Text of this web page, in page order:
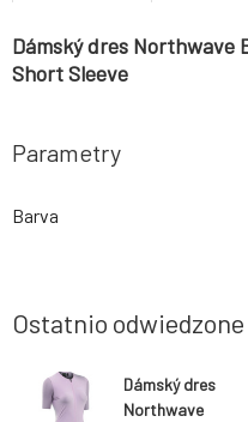
Dámský dres Northwave
Short Sleeve
Parametry
Barva
Ostatnio odwiedzone
Dámský dres
Northwave